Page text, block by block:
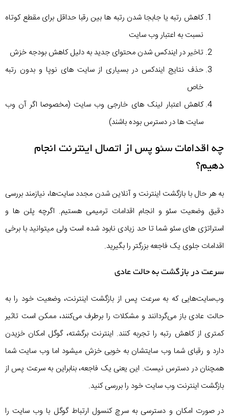
کاهش رتبه یا جابجا شدن رتبه ها بین رقبا حداقل برای مقطع کوتاه
نسبت به اعتبار وب سایت
تاخیر در ایندکس شدن محتوای جدید به دلیل کاهش بودجه خزش
حذف نتایج ایندکس در بسیاری از سایت های نوپا و بدون رتبه
خاص
کاهش اعتبار لینک های خارجی وب سایت (مخصوصا اگر آن وب
سایت ها در دسترس بوده باشند)
چه اقدامات سئو پس از اتصال اینترنت انجام
دهیم؟
به هر حال با بازگشت اینترنت و آنلاین شدن مجدد سایت‌ها، نیازمند بررسی
دقیق وضعیت سئو و انجام اقدامات ترمیمی هستیم. اگرچه پلن ها و
استراتژی های سئو شما تا حد زیادی نابود شده است ولی میتوانید با برخی
اقدامات جلوی یک فاجعه بزرگتر را بگیرید.
سرعت در بازگشت به حالت عادی
وب‌سایت‌هایی که به سرعت پس از بازگشت اینترنت، وضعیت خود را به
حالت عادی باز می‌گردانند و مشکلات را برطرف می‌کنند، ممکن است تاثیر
کمتری از کاهش رتبه را تجربه کنند. اینترنت برگشته، گوگل امکان خزیدن
دارد و رقبای شما وب سایتشان به خوبی خزش میشود اما وب سایت شما
همچنان در دسترس نیست. این یعنی یک فاجعه، بنابراین به سرعت پس از
بازگشت اینترنت وب سایت خود را بررسی کنید.
در صورت امکان و دسترسی به سرچ کنسول ارتباط گوگل با وب سایت را